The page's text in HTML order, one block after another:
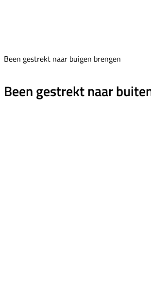
Been gestrekt naar buigen brengen
Been gestrekt naar